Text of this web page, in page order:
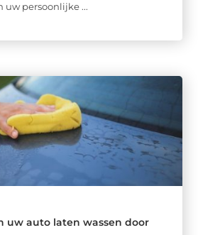
uw persoonlijke ...
uw auto laten wassen door